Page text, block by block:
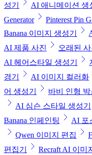
성기
AI 애니메이션 생
Generator
Pinterest Pin
Banana 이미지 생성기
AI 제품 사진
오래된
AI 헤어스타일 생성기
경기
AI 이미지 컬러화
어 생성기
바비 인형 박
AI 심슨 스타일 생성기
Banana 인페인팅
AI 포
Qwen 이미지 편집
편집기
Recraft AI 이미